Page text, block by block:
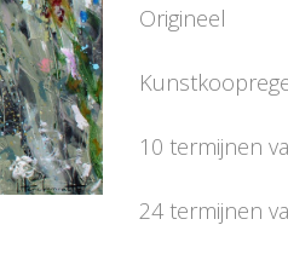
Origineel
10 termijnen
24 termijnen